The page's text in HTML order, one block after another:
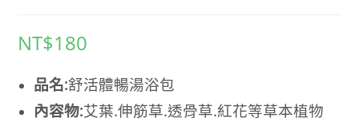
NT$180
品名:舒活體暢湯浴包
內容物:艾葉.伸筋草.透骨草.紅花等草本植物